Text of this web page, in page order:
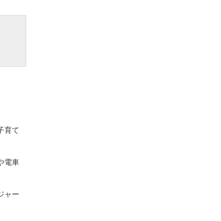
育て
電車
ャー